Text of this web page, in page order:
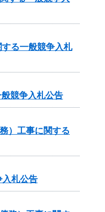
る一般競争入札
競争入札公告
）工事に関する
札公告